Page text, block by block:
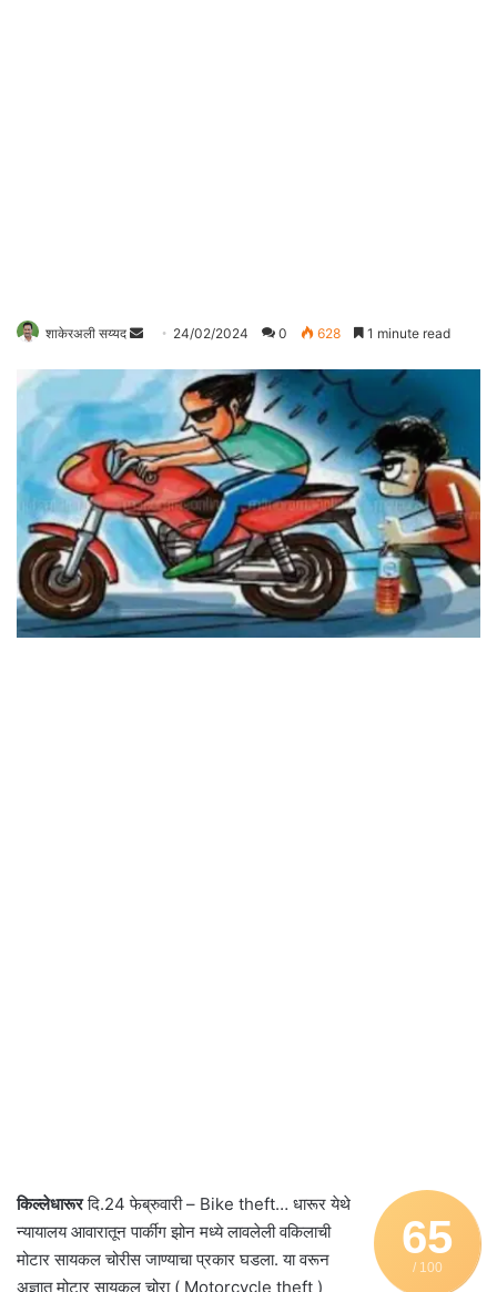
शाकेरअली सय्यद
n
d
a
n
e
m
a
i
l
24/02/2024 0 628 1 minute read
65
/ 100
किल्लेधारूरदि.24 फेब्रुवारी – Bike theft… धारूर येथे
न्यायालय आवारातून पार्कीग झोन मध्ये लावलेली वकिलाची
मोटार सायकल चोरीस जाण्याचा प्रकार घडला. या वरून
अज्ञात मोटार सायकल चोरा ( Motorcycle theft )